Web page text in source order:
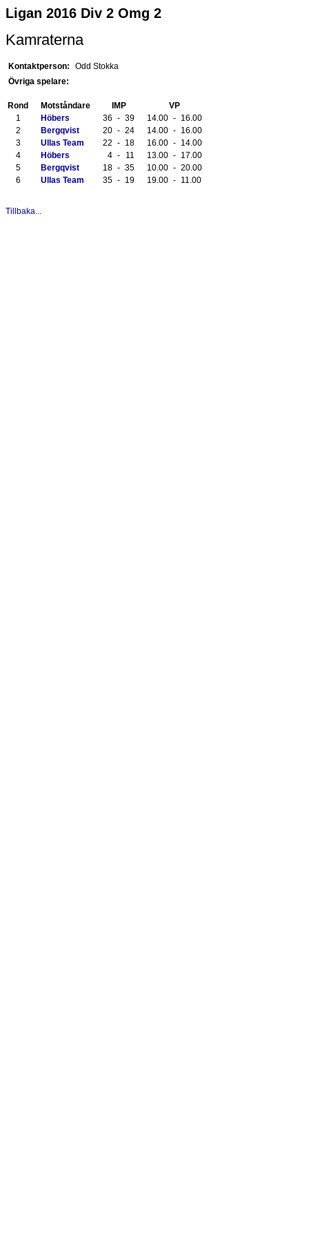
Ligan 2016 Div 2 Omg 2
Kamraterna
Kontaktperson:
Odd Stokka
Övriga spelare:
Rond Motståndare IMP
VP
1
Höbers 36 - 39 14.00 - 16.00
2
Bergqvist 20 - 24 14.00 - 16.00
3
Ullas Team 22 - 18 16.00 - 14.00
4
Höbers 4 - 11 13.00 - 17.00
5
Bergqvist 18 - 35 10.00 - 20.00
6
Ullas Team 35 - 19 19.00 - 11.00
Tillbaka...